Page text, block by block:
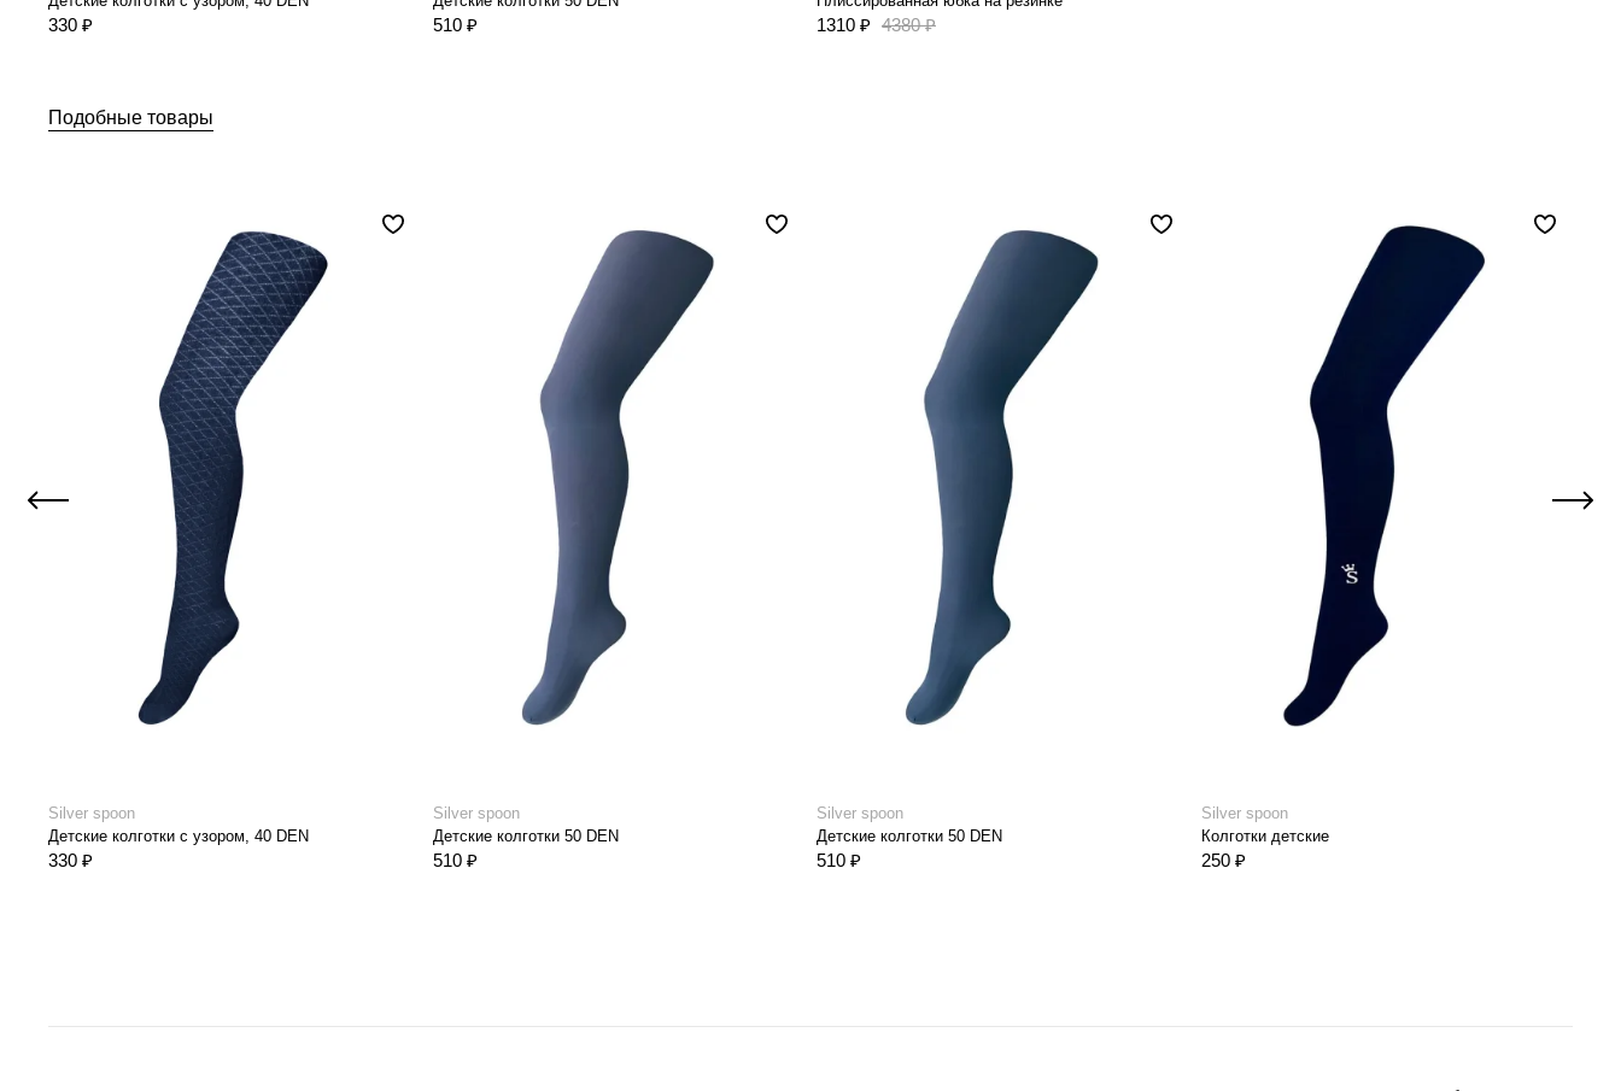
330 ₽ 510 ₽ 1310 ₽ 4380 ₽
Подобные товары
Silver spoon
Детские колготки с узором, 40 DEN
330 ₽
Silver spoon
Детские колготки 50 DEN
510 ₽
Silver spoon
Детские колготки 50 DEN
510 ₽
Silver spoon
Колготки детские
250 ₽